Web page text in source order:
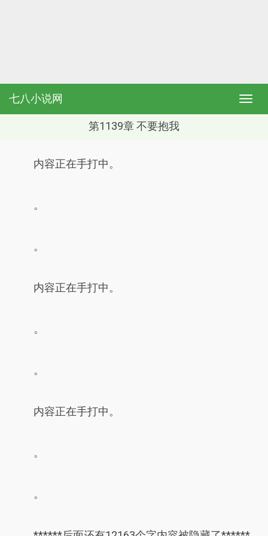
七八小说网
第1139章 不要抱我
内容正在手打中。
。
。
内容正在手打中。
。
。
内容正在手打中。
。
。